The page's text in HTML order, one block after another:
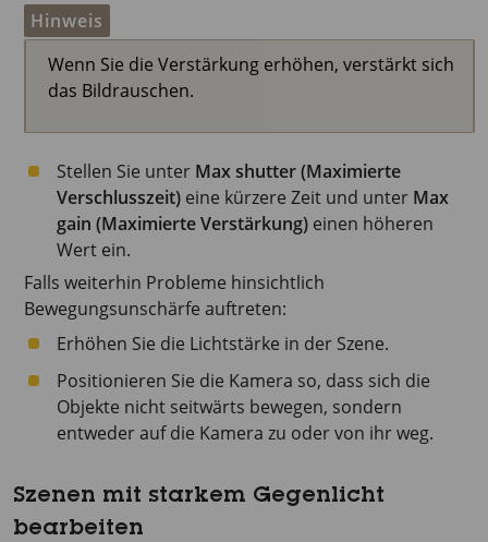
Hinweis
Wenn Sie die Verstärkung erhöhen, verstärkt sich
das Bildrauschen.
Stellen Sie unter Max shutter (Maximierte
Verschlusszeit) eine kürzere Zeit und unter Max
gain (Maximierte Verstärkung) einen höheren
Wert ein.
Falls weiterhin Probleme hinsichtlich
Bewegungsunschärfe auftreten:
Erhöhen Sie die Lichtstärke in der Szene.
Positionieren Sie die Kamera so, dass sich die
Objekte nicht seitwärts bewegen, sondern
entweder auf die Kamera zu oder von ihr weg.
Szenen mit starkem Gegenlicht
bearbeiten